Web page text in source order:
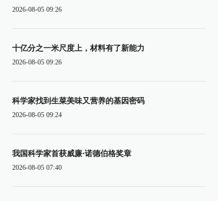
2026-08-05 09:26
十亿分之一米尺度上，材料有了新能力
2026-08-05 09:26
科学家找到生菜美味又营养的基因密码
2026-08-05 09:24
我国科学家首获威廉·诺德伯格奖章
2026-08-05 07:40